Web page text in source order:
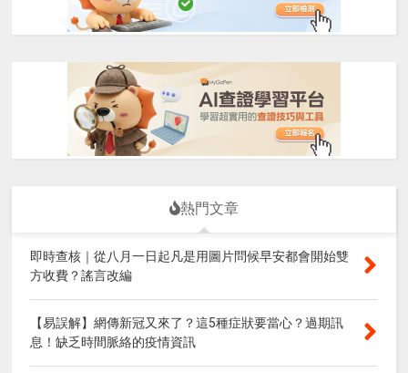
熱門文章
即時查核｜從八月一日起凡是用圖片問候早安都會開始雙
方收費？謠言改編
【易誤解】網傳新冠又來了？這5種症狀要當心？過期訊
息！缺乏時間脈絡的疫情資訊